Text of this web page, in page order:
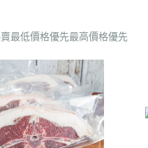
最低價格優先最高價格優先